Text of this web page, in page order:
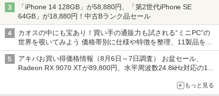
「iPhone 14 128GB」が58,880円、「第2世代iPhone SE
64GB」が18,880円！中古Bランク品セール
カオスの中にも宝あり！買い手の通販力も試される“ミニPC”の
世界を覗いてみよう 価格帯別に仕様や特徴を整理、11製品をピ
ックアップ text by 石川 ひさよし
アキバお買い得価格情報（8月6日～7日調査） お盆セール、
Radeon RX 9070 XTが89,800円、水平周波数24.8kHz対応の17
もっと見る